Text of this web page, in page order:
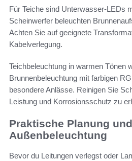
Für Teiche sind Unterwasser-LEDs
Scheinwerfer beleuchten
Achten Sie auf geeignete
Kabelverlegung.
Teichbeleuchtung in warmen Tönen
Brunnenbeleuchtung mit farbigen
besondere Anlässe. Reinigen Sie
Leistung und Korrosionsschutz zu
Praktische Planung
Außenbeleuchtung
Bevor du Leitungen verlegst oder